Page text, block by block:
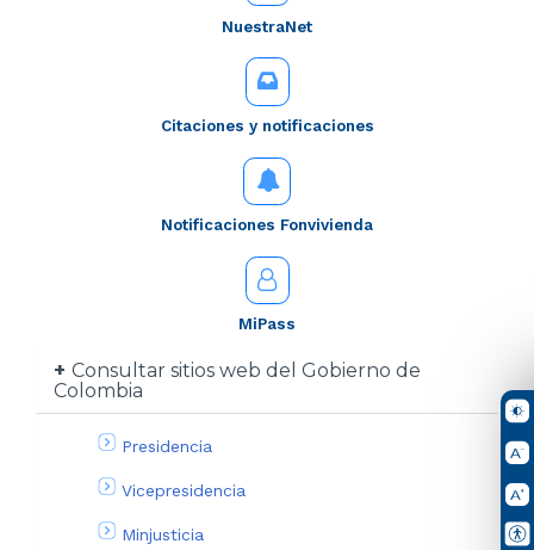
NuestraNet
Citaciones y notificaciones
Notificaciones Fonvivienda
MiPass
Consultar sitios web del Gobierno de
Colombia
Presidencia
Vicepresidencia
Minjusticia